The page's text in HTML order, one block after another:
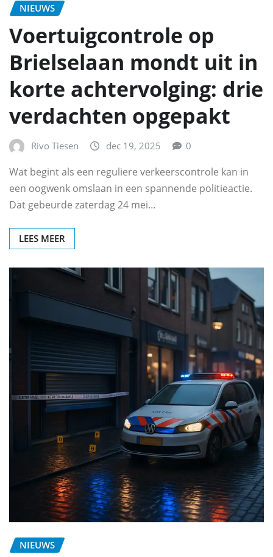
NIEUWS
Voertuigcontrole op
Brielselaan mondt uit in
korte achtervolging: drie
verdachten opgepakt
Rivo Tiesen dec 19, 2025 0
Wat begint als een reguliere verkeerscontrole kan in
een oogwenk omslaan in een spannende politieactie.
Dat gebeurde zaterdag 24 mei…
LEES MEER
NIEUWS